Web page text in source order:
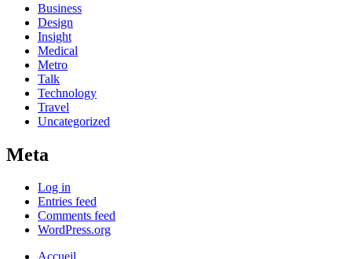
Business
Design
Insight
Medical
Metro
Talk
Technology
Travel
Uncategorized
Meta
Log in
Entries feed
Comments feed
WordPress.org